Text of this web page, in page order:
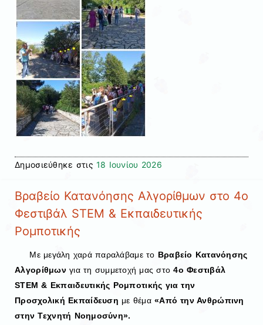
Δημοσιεύθηκε στις 18 Ιουνίου 2026
Βραβείο Κατανόησης Αλγορίθμων στο 4ο
Φεστιβάλ STEM & Εκπαιδευτικής
Ρομποτικής
Με μεγάλη χαρά παραλάβαμε το Βραβείο Κατανόησης
Αλγορίθμων για τη συμμετοχή μας στο4ο Φεστιβάλ
STEM & Εκπαιδευτικής Ρομποτικής για την
Προσχολική Εκπαίδευση με θέμα «Από την Ανθρώπινη
στην Τεχνητή Νοημοσύνη».